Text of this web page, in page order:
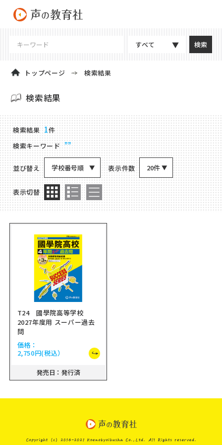
すべて
トップページ 検索結果
検索結果
商品検索結果
検索結果 1件
検索キーワード ””
並び替え 学校番号順 表示件数 20件
表示切替
T24 國學院高等学校
2027年度用 スーパー過去
問
価格：
2,750円(税込）
発売日：発行済